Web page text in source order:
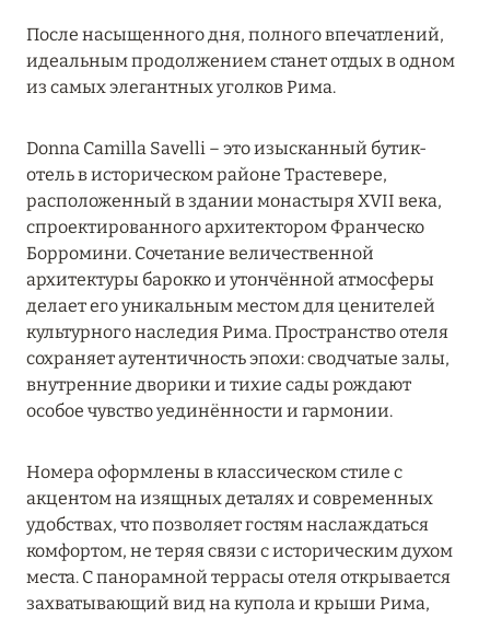
Подробнее
WALDORF ASTORIA SEYCHELLES PLATTE
ISLAND
Подробнее
29 января 2024
ONE&ONLY THE PALM, ДУБАЙ
Подробнее
ONE&ONLY ROYAL MIRAGE, ДУБАЙ
Подробнее
10 января 2024
После насыщенного дня, полного впечатлений,
идеальным продолжением станет отдых в одном
из самых элегантных уголков Рима.
Donna Camilla Savelli – это изысканный бутик-
отель в историческом районе Трастевере,
расположенный в здании монастыря XVII века,
спроектированного архитектором Франческо
Борромини. Сочетание величественной
архитектуры барокко и утончённой атмосферы
делает его уникальным местом для ценителей
культурного наследия Рима. Пространство отеля
сохраняет аутентичность эпохи: сводчатые залы,
внутренние дворики и тихие сады рождают
особое чувство уединённости и гармонии.
Номера оформлены в классическом стиле с
акцентом на изящных деталях и современных
удобствах, что позволяет гостям наслаждаться
комфортом, не теряя связи с историческим духом
места. С панорамной террасы отеля открывается
захватывающий вид на купола и крыши Рима,